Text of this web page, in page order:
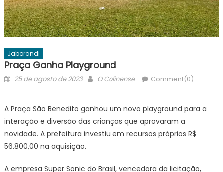
Jaborandi
Praça Ganha Playground
Posted
25 de agosto de 2023 Author
O Colinense Comment(0)
A Praça São Benedito ganhou um novo playground para a
interação e diversão das crianças que aprovaram a
novidade. A prefeitura investiu em recursos próprios R$
56.800,00 na aquisição.
A empresa Super Sonic do Brasil, vencedora da licitação,